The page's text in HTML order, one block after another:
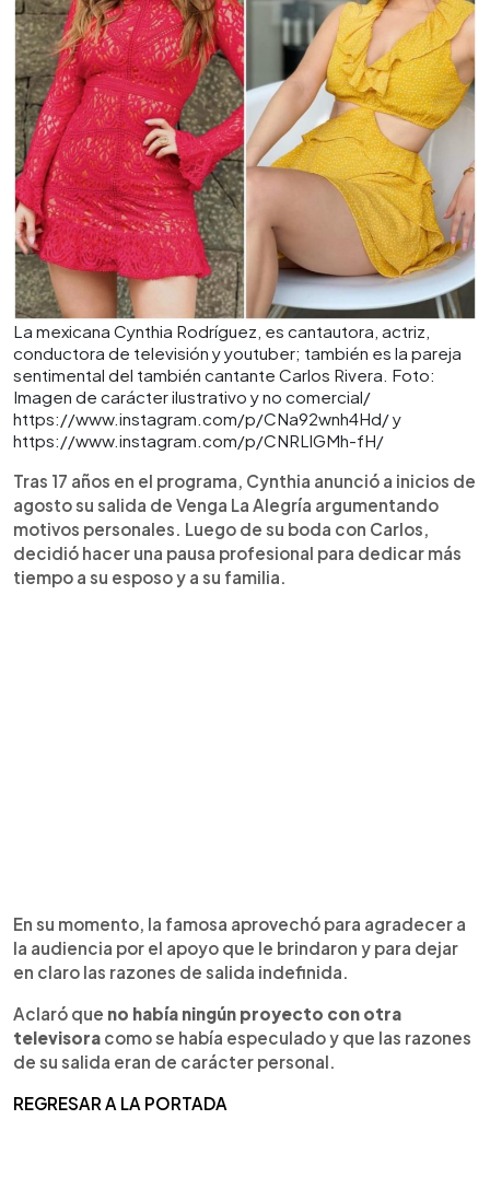
La mexicana Cynthia Rodríguez, es cantautora, actriz,
conductora de televisión y youtuber; también es la pareja
sentimental del también cantante Carlos Rivera. Foto:
Imagen de carácter ilustrativo y no comercial/
https://www.instagram.com/p/CNa92wnh4Hd/ y
https://www.instagram.com/p/CNRLlGMh-fH/
Tras 17 años en el programa, Cynthia anunció a inicios de
agosto su salida de Venga La Alegría argumentando
motivos personales. Luego de su boda con Carlos,
decidió hacer una pausa profesional para dedicar más
tiempo a su esposo y a su familia.
En su momento, la famosa aprovechó para agradecer a
la audiencia por el apoyo que le brindaron y para dejar
en claro las razones de salida indefinida.
Aclaró que no había ningún proyecto con otra
televisora como se había especulado y que las razones
de su salida eran de carácter personal.
REGRESAR A LA PORTADA